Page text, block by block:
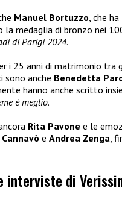
Manuel Bortuzzo , che ha
medaglia di bronzo nei
di Parigi 2024.
i 25 anni di matrimonio tra
sono anche Benedetta
hanno anche scritto
è meglio.
Rita Pavone e le
e Andrea Zenga ,
interviste di